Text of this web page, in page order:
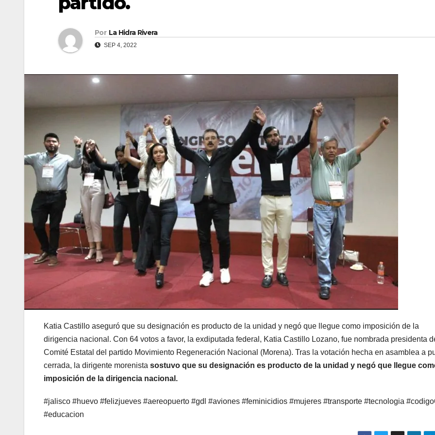
Por La Hidra Rivera
SEP 4, 2022
Katia Castillo aseguró que su designación es producto de la unidad y negó que llegue como imposición de la
dirigencia nacional. Con 64 votos a favor, la exdiputada federal, Katia Castillo Lozano, fue nombrada presidenta
Comité Estatal del partido Movimiento Regeneración Nacional (Morena). Tras la votación hecha en asamblea a
cerrada, la dirigente morenista sostuvo que su designación es producto de la unidad y negó que llegue
imposición de la dirigencia nacional.
#jalisco #huevo #felizjueves #aereopuerto #gdl #aviones #feminicidios #mujeres #transporte #tecnologia
#educacion